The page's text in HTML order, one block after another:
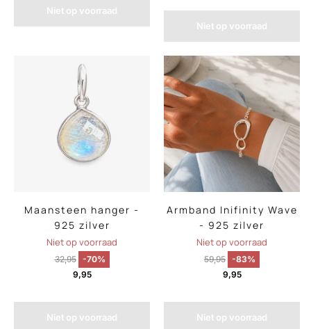
Niet op voorraad
Niet op voorraad
Maansteen hanger -
925 zilver
Niet op voorraad
32,95
-70%
9,95
Niet op voorraad
Armband Inifinity Wave
- 925 zilver
Niet op voorraad
59,95 -83%
9,95
Niet op voorraad